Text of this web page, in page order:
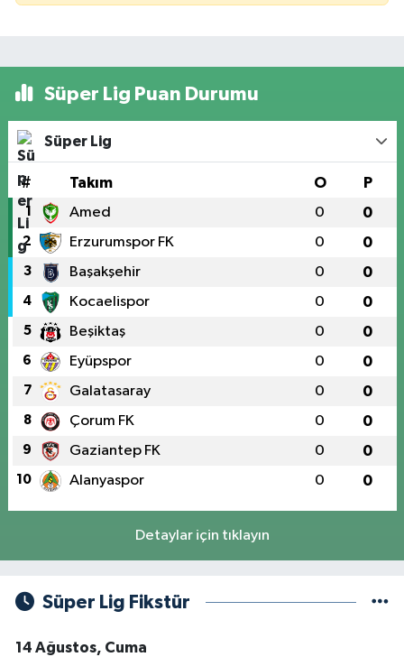
Süper Lig Puan Durumu
Süper Lig
# Takım O P
1 Amed 0 0
2 Erzurumspor FK 0 0
3 Başakşehir 0 0
4 Kocaelispor 0 0
5 Beşiktaş 0 0
6 Eyüpspor 0 0
7 Galatasaray 0 0
8 Çorum FK 0 0
9 Gaziantep FK 0 0
10 Alanyaspor 0 0
Detaylar için tıklayın
Süper Lig Fikstür
14 Ağustos, Cuma